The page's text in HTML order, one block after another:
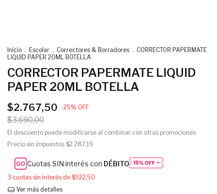
Inicio . Escolar . Correctores & Borradores . CORRECTOR PAPERMATE
LIQUID PAPER 20ML BOTELLA
CORRECTOR PAPERMATE LIQUID
PAPER 20ML BOTELLA
$2.767,50 -25% OFF
$3.690,00
El descuento puede modificarse al combinar con otras promociones.
Precio sin impuestos $2.287,19
Cuotas SIN interés con DÉBITO
3 cuotas sin interés de $922,50
Ver más detalles